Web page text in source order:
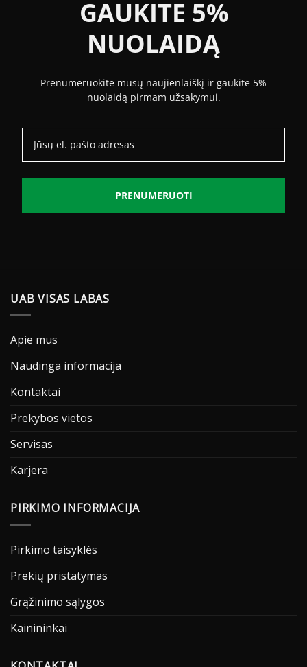
GAUKITE 5%
NUOLAIDĄ
Prenumeruokite mūsų naujienlaiškį ir gaukite 5%
nuolaidą pirmam užsakymui.
PRENUMERUOTI
UAB VISAS LABAS
Apie mus
Naudinga informacija
Kontaktai
Prekybos vietos
Servisas
Karjera
PIRKIMO INFORMACIJA
Pirkimo taisyklės
Prekių pristatymas
Grąžinimo sąlygos
Kainininkai